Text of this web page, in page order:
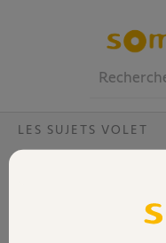
Volet
LES SUJETS VOLET
Bonjour
TaHoma ,
compte, alors